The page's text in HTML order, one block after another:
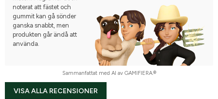
noterat att fästet och
gummit kan gå sönder
ganska snabbt, men
produkten går ändå att
använda.
Sammanfattat med AI av GAMIFIERA.®
VISA ALLA RECENSIONER